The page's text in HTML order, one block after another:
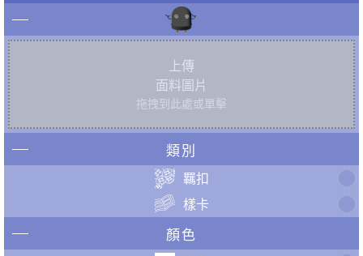
上傳
面料圖片
拖拽到此處或單擊
類別
羈扣
樣卡
顏色